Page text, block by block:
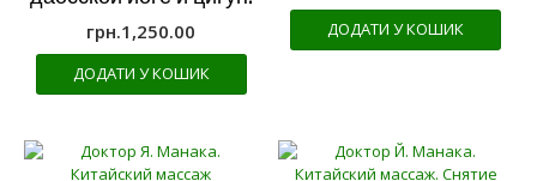
грн.1,250.00
ДОДАТИ У КОШИК
ДОДАТИ У КОШИК